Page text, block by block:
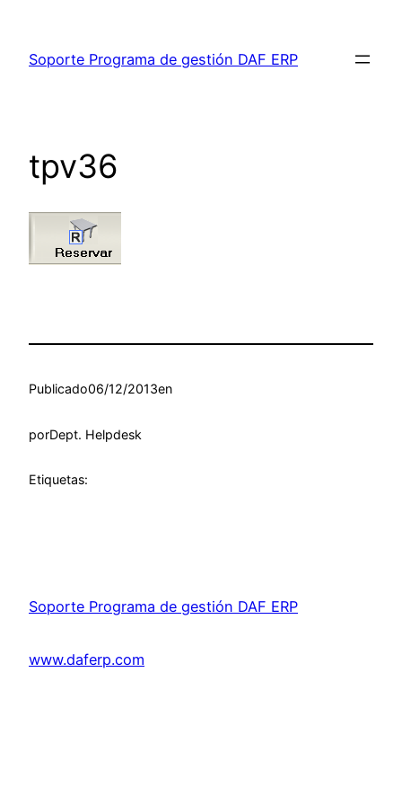
contenido
Soporte Programa de gestión DAF ERP
tpv36
Publicado06/12/2013en
porDept. Helpdesk
Etiquetas:
Soporte Programa de gestión DAF ERP
www.daferp.com